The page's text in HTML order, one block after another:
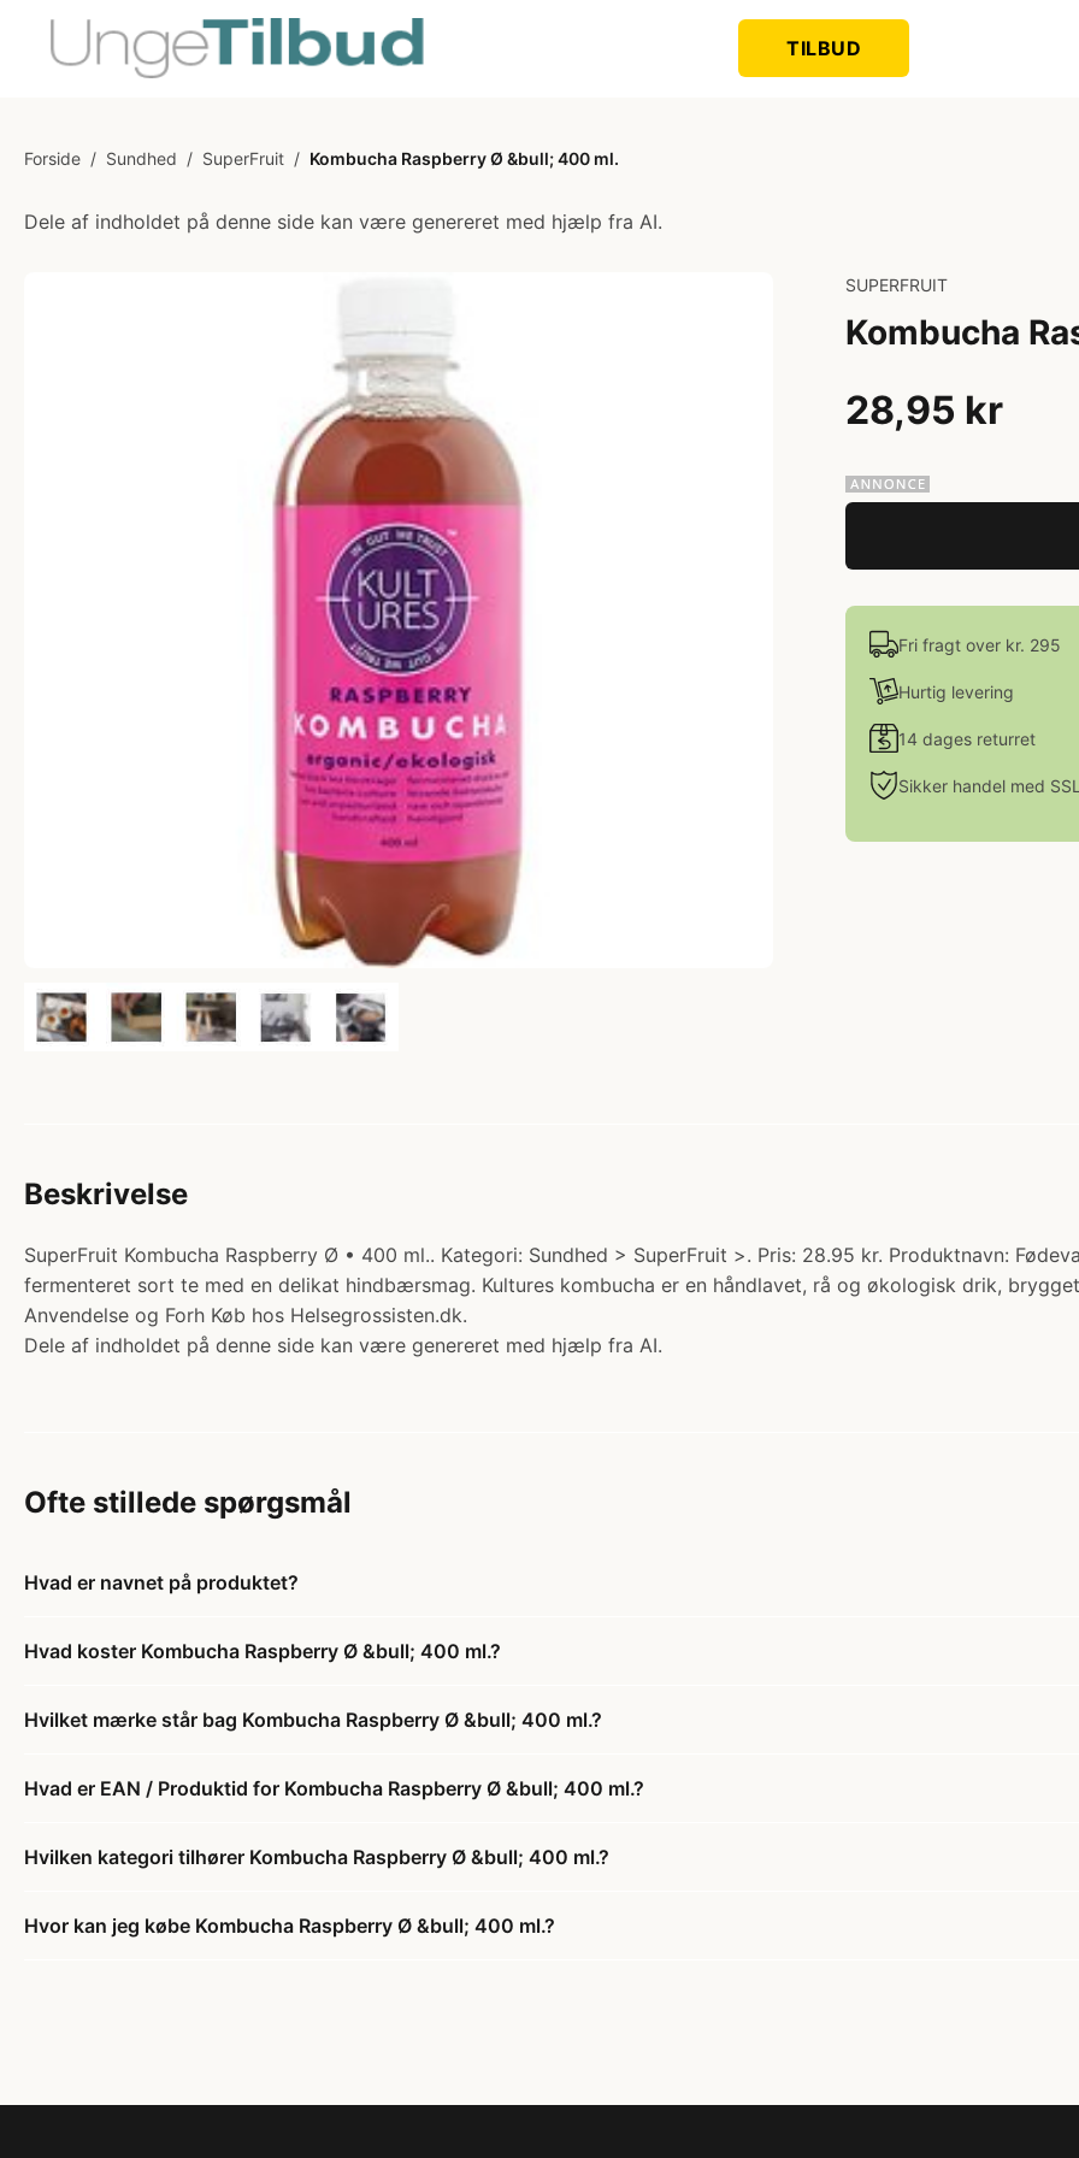
TILBUD
Forside / Sundhed / SuperFruit / Kombucha Raspberry Ø &bull; 400 ml.
Dele af indholdet på denne side kan være genereret med hjælp fra AI.
SUPERFRUIT
Kombucha
28,95 kr
Fri fragt over kr. 295
Hurtig levering
14 dages returret
Sikker handel med
Beskrivelse
SuperFruit Kombucha Raspberry Ø • 400 ml.. Kategori: Sundhed > SuperFruit >. Pris: 28.95 kr. Produktnavn:
fermenteret sort te med en delikat hindbærsmag. Kultures kombucha er en håndlavet, rå og økologisk drik,
Anvendelse og Forh Køb hos Helsegrossisten.dk.
Dele af indholdet på denne side kan være genereret med hjælp fra AI.
Ofte stillede spørgsmål
Hvad er navnet på produktet?
Hvad koster Kombucha Raspberry Ø &bull; 400 ml.?
Hvilket mærke står bag Kombucha Raspberry Ø &bull; 400 ml.?
Hvad er EAN / Produktid for Kombucha Raspberry Ø &bull; 400 ml.?
Hvilken kategori tilhører Kombucha Raspberry Ø &bull; 400 ml.?
Hvor kan jeg købe Kombucha Raspberry Ø &bull; 400 ml.?